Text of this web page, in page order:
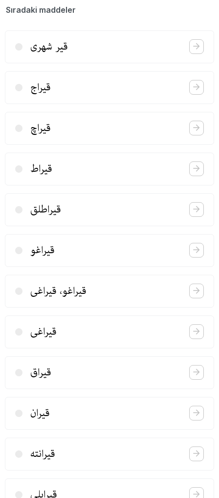
Sıradaki maddeler
قیر شهری
قیراج
قیراچ
قیراط
قیراطلق
قیراغو
قیراغو، قیراغی
قیراغی
قیراق
قیران
قیرانته
قیرایلی